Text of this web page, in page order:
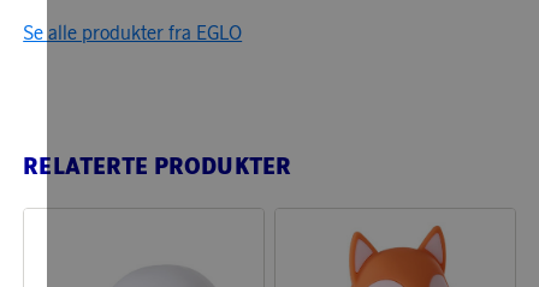
Se alle produkter fra EGLO
RELATERTE PRODUKTER